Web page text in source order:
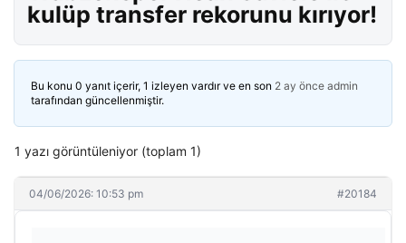
kulüp transfer rekorunu kırıyor!
Bu konu 0 yanıt içerir, 1 izleyen vardır ve en son 2 ay önce admin
tarafından güncellenmiştir.
1 yazı görüntüleniyor (toplam 1)
04/06/2026: 10:53 pm #20184